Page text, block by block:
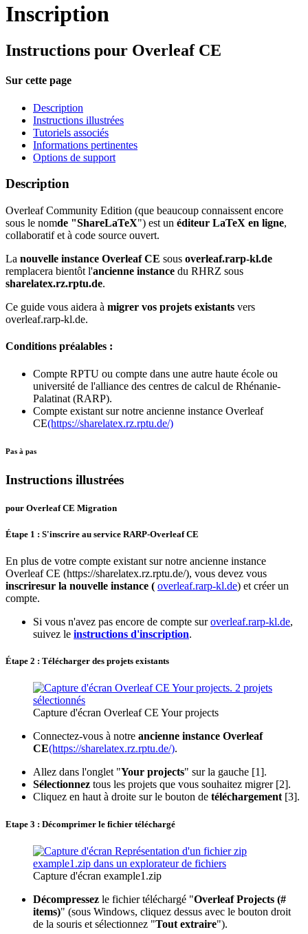
Inscription
Instructions pour Overleaf CE
Sur cette page
Description
Instructions illustrées
Tutoriels associés
Informations pertinentes
Options de support
Description
Overleaf Community Edition (que beaucoup connaissent encore
sous le nomde "ShareLaTeX") est un éditeur LaTeX en ligne,
collaboratif et à code source ouvert.
La nouvelle instance Overleaf CE sous overleaf.rarp-kl.de
remplacera bientôt l'ancienne instance du RHRZ sous
sharelatex.rz.rptu.de.
Ce guide vous aidera à migrer vos projets existants vers
overleaf.rarp-kl.de.
Conditions préalables :
Compte RPTU ou compte dans une autre haute école ou
université de l'alliance des centres de calcul de Rhénanie-
Palatinat (RARP).
Compte existant sur notre ancienne instance Overleaf
CE(https://sharelatex.rz.rptu.de/)
Pas à pas
Instructions illustrées
pour Overleaf CE Migration
Étape 1 : S'inscrire au service RARP-Overleaf CE
En plus de votre compte existant sur notre ancienne instance
Overleaf CE (https://sharelatex.rz.rptu.de/), vous devez vous
inscriresur la nouvelle instance ( overleaf.rarp-kl.de) et créer un
compte.
Si vous n'avez pas encore de compte suroverleaf.rarp-kl.de,
suivez le instructions d'inscription.
Étape 2 : Télécharger des projets existants
Capture d'écran Overleaf CE Your projects
Connectez-vous à notre ancienne instance Overleaf
CE(https://sharelatex.rz.rptu.de/).
Allez dans l'onglet "Your projects" sur la gauche [1].
Sélectionnez tous les projets que vous souhaitez migrer [2].
Cliquez en haut à droite sur le bouton de téléchargement[3].
Etape 3 : Décomprimer le fichier téléchargé
Capture d'écran example1.zip
Décompressez le fichier téléchargé "Overleaf Projects (#
items)" (sous Windows, cliquez dessus avec le bouton droit
de la souris et sélectionnez "Tout extraire").